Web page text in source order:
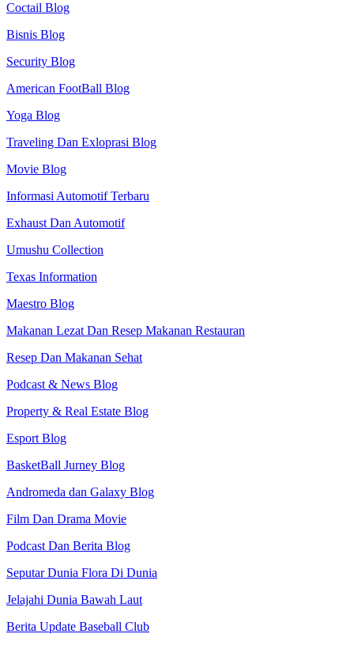
Coctail Blog
Bisnis Blog
Security Blog
American FootBall Blog
Yoga Blog
Traveling Dan Exloprasi Blog
Movie Blog
Informasi Automotif Terbaru
Exhaust Dan Automotif
Umushu Collection
Texas Information
Maestro Blog
Makanan Lezat Dan Resep Makanan Restauran
Resep Dan Makanan Sehat
Podcast & News Blog
Property & Real Estate Blog
Esport Blog
BasketBall Jurney Blog
Andromeda dan Galaxy Blog
Film Dan Drama Movie
Podcast Dan Berita Blog
Seputar Dunia Flora Di Dunia
Jelajahi Dunia Bawah Laut
Berita Update Baseball Club